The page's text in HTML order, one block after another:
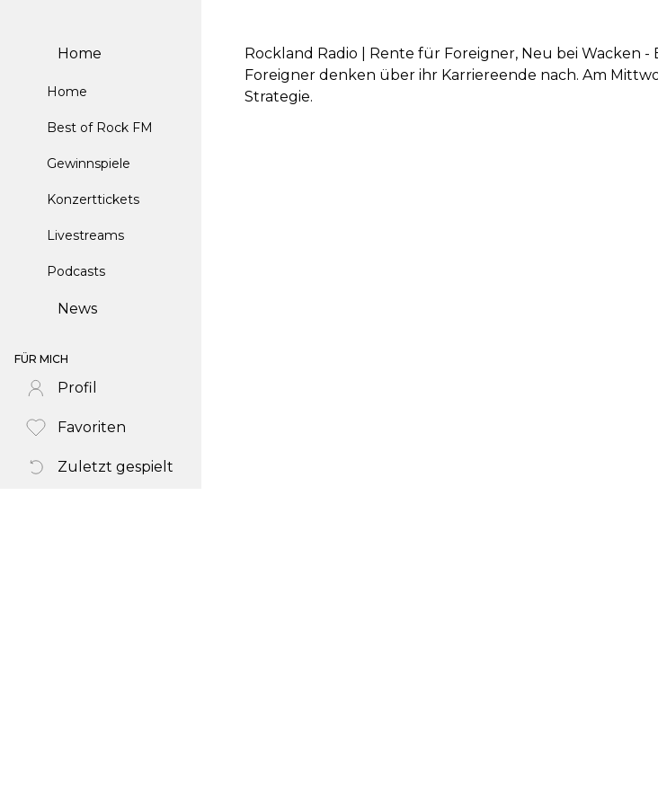
Home
Home
Best of Rock FM
Gewinnspiele
Konzerttickets
Livestreams
Podcasts
News
FÜR MICH
Profil
Favoriten
Zuletzt gespielt
Rockland Radio | Rente für Foreigner, Neu bei Wacken
Foreigner denken über ihr Karriereende nach. Am
Strategie.